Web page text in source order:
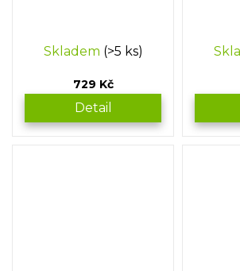
Skladem (>5 ks)
729 Kč
Detail